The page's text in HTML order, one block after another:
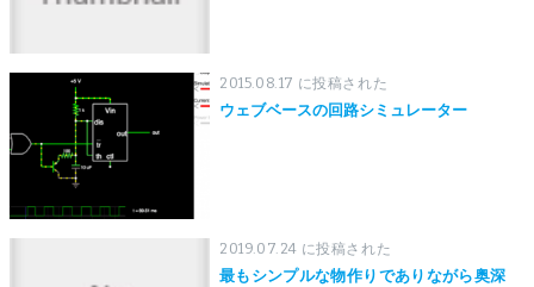
2015.08.17 に投稿された
ウェブベースの回路シミュレーター
2019.07.24 に投稿された
最もシンプルな物作りでありながら奥深